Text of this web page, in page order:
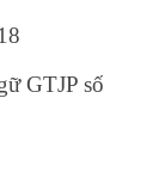
GTJP số